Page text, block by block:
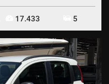
17.433 5